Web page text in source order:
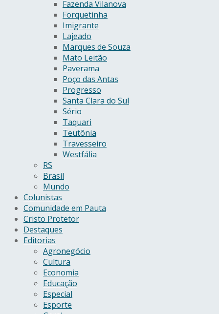
Fazenda Vilanova
Forquetinha
Imigrante
Lajeado
Marques de Souza
Mato Leitão
Paverama
Poço das Antas
Progresso
Santa Clara do Sul
Sério
Taquari
Teutônia
Travesseiro
Westfália
RS
Brasil
Mundo
Colunistas
Comunidade em Pauta
Cristo Protetor
Destaques
Editorias
Agronegócio
Cultura
Economia
Educação
Especial
Esporte